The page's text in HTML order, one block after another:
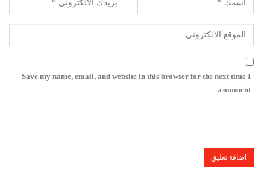
Save my name, email, and website in this browser for the next time I
comment.